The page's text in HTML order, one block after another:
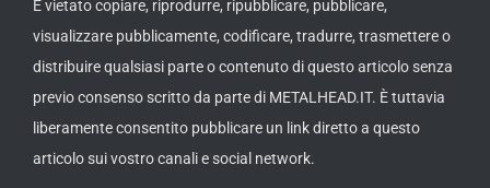
È vietato copiare, riprodurre, ripubblicare, pubblicare,
visualizzare pubblicamente, codificare, tradurre, trasmettere o
distribuire qualsiasi parte o contenuto di questo articolo senza
previo consenso scritto da parte di METALHEAD.IT. È tuttavia
liberamente consentito pubblicare un link diretto a questo
articolo sui vostro canali e social network.